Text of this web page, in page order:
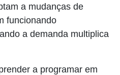
a mudanças de
funcionando
a demanda multiplica
a programar em